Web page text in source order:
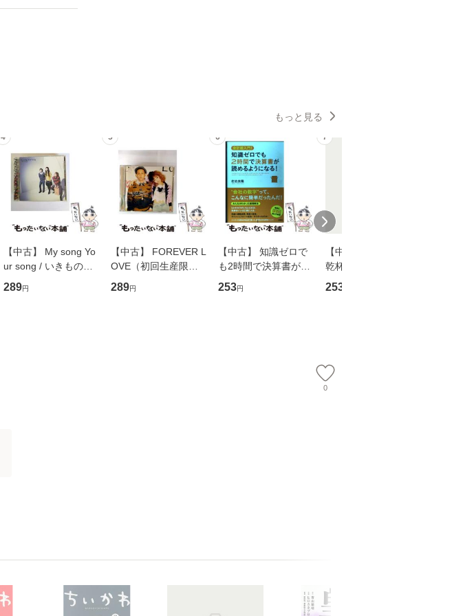
もっと見る
4
【中古】 My song Yo
ur song / いきものが
かり / [CD]【メール便
送料無料】
289円
5
【中古】 FOREVER L
OVE（初回生産限定
盤） / 清水翔太×加藤
ミリヤ / [CD]【メール
289円
6
【中古】 知識ゼロで
も2時間で決算書が読
めるようになる！ 会
計超入門！ / 佐伯 良
253円
7
【中古】 ウインクで
乾杯 (ノン・ポシェッ
ト) / 東野圭吾 / 祥伝
253
0